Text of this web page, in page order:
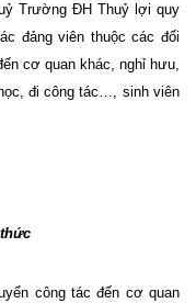
Trường ĐH Thuỷ lợi quy
đảng viên thuộc các đối
cơ quan khác, nghỉ hưu,
đi công tác…, sinh viên
công tác đến cơ quan